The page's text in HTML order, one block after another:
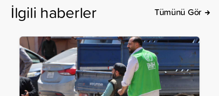
İlgili haberler Tümünü Gör